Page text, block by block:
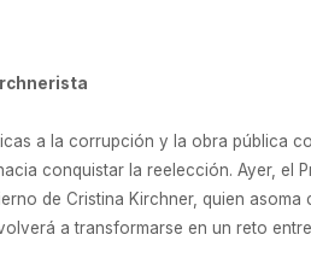
a la corrupción y la obra pública
conquistar la reelección. Ayer, el
de Cristina Kirchner, quien
a transformarse en un reto